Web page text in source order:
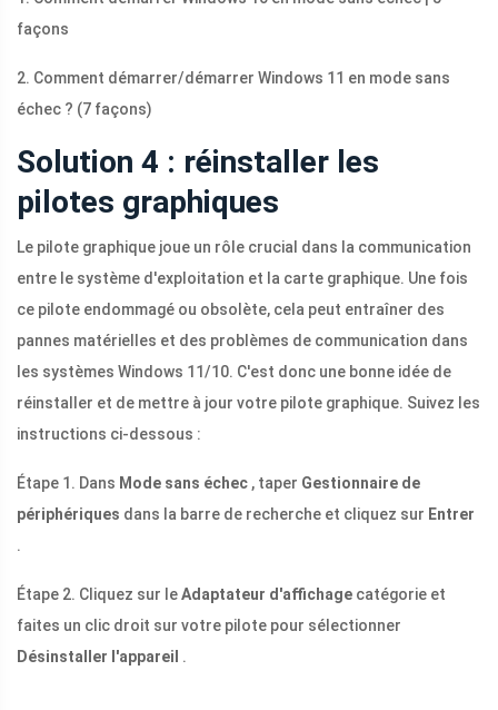
façons
2. Comment démarrer/démarrer Windows 11 en mode sans
échec ? (7 façons)
Solution 4 : réinstaller les
pilotes graphiques
Le pilote graphique joue un rôle crucial dans la communication
entre le système d'exploitation et la carte graphique. Une fois
ce pilote endommagé ou obsolète, cela peut entraîner des
pannes matérielles et des problèmes de communication dans
les systèmes Windows 11/10. C'est donc une bonne idée de
réinstaller et de mettre à jour votre pilote graphique. Suivez les
instructions ci-dessous :
Étape 1. Dans Mode sans échec , taper Gestionnaire de
périphériques dans la barre de recherche et cliquez sur Entrer
.
Étape 2. Cliquez sur leAdaptateur d'affichage catégorie et
faites un clic droit sur votre pilote pour sélectionner
Désinstaller l'appareil .